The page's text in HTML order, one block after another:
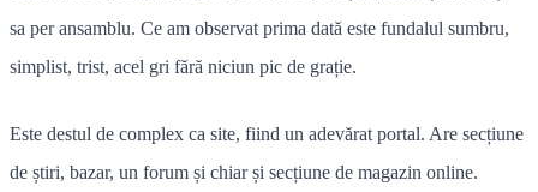
sa per ansamblu. Ce am observat prima dată este fundalul sumbru,
simplist, trist, acel gri fără niciun pic de grație.
Este destul de complex ca site, fiind un adevărat portal. Are secțiune
de știri, bazar, un forum și chiar și secțiune de magazin online.